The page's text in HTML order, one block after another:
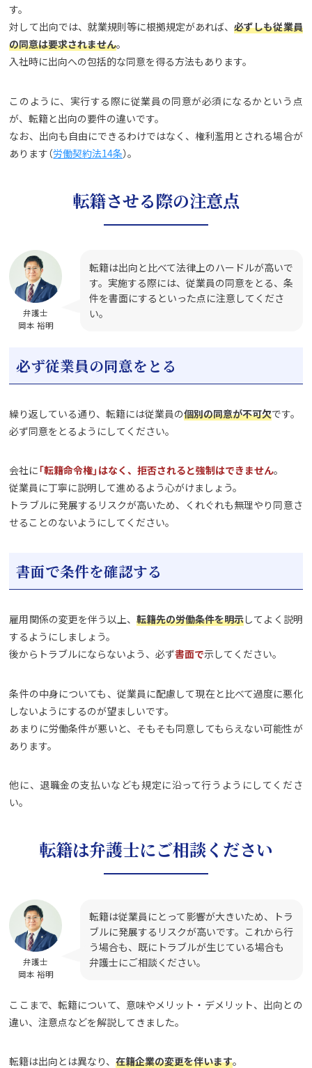
す。
対して出向では、就業規則等に根拠規定があれば、必ずしも従業員
の同意は要求されません。
入社時に出向への包括的な同意を得る方法もあります。
このように、実行する際に従業員の同意が必須になるかという点
が、転籍と出向の要件の違いです。
なお、出向も自由にできるわけではなく、権利濫用とされる場合が
あります（労働契約法14条）。
転籍させる際の注意点
弁護士
岡本 裕明
転籍は出向と比べて法律上のハードルが高いで
す。実施する際には、従業員の同意をとる、条
件を書面にするといった点に注意してくださ
い。
必ず従業員の同意をとる
繰り返している通り、転籍には従業員の個別の同意が不可欠です。
必ず同意をとるようにしてください。
会社に「転籍命令権」はなく、拒否されると強制はできません。
従業員に丁寧に説明して進めるよう心がけましょう。
トラブルに発展するリスクが高いため、くれぐれも無理やり同意さ
せることのないようにしてください。
書面で条件を確認する
雇用関係の変更を伴う以上、 転籍先の労働条件を明示してよく説明
するようにしましょう。
後からトラブルにならないよう、必ず書面で示してください。
条件の中身についても、従業員に配慮して現在と比べて過度に悪化
しないようにするのが望ましいです。
あまりに労働条件が悪いと、そもそも同意してもらえない可能性が
あります。
他に、退職金の支払いなども規定に沿って行うようにしてくださ
い。
転籍は弁護士にご相談ください
弁護士
岡本 裕明
転籍は従業員にとって影響が大きいため、トラ
ブルに発展するリスクが高いです。これから行
う場合も、既にトラブルが生じている場合も
弁護士にご相談ください。
ここまで、転籍について、意味やメリット・デメリット、出向との
違い、注意点などを解説してきました。
転籍は出向とは異なり、在籍企業の変更を伴います。